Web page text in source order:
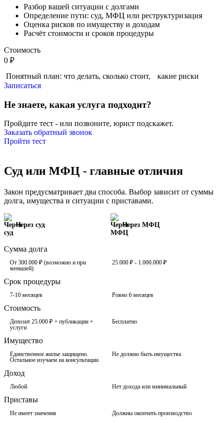
Разбор вашей ситуации с долгами
Определение пути: суд, МФЦ или реструктуризация
Оценка рисков по имуществу и доходам
Расчёт стоимости и сроков процедуры
Стоимость
0 ₽
Понятный план: что делать, сколько стоит, какие риски
Записаться
Не знаете, какая услуга подходит?
Пройдите тест - или позвоните, юрист подскажет.
Заказать обратный звонок
Пройти тест
Суд или МФЦ - главные отличия
Закон предусматривает два способа. Выбор зависит от суммы
долга, имущества и ситуации с приставами.
Через суд Через МФЦ
Сумма долга
От 300.000 ₽ (возможно и при
меньшей)
25.000 ₽ - 1.000.000 ₽
Срок процедуры
7-10 месяцев Ровно 6 месяцев
Стоимость
Депозит 25.000 ₽ + публикации +
услуги
Бесплатно
Имущество
Единственное жилье защищено.
Остальное изучаем на консультации.
Не должно быть имущества
Доход
Любой Нет дохода или минимальный
Приставы
Не имеет значения Должны окончить производство